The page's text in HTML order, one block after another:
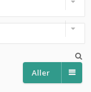
Aller